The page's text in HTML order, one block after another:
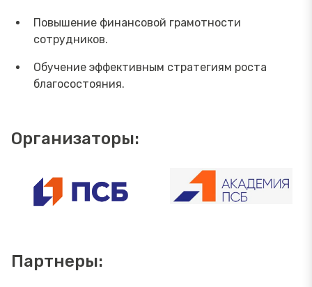
Повышение финансовой грамотности
сотрудников.
Обучение эффективным стратегиям роста
благосостояния.
Организаторы:
Партнеры: